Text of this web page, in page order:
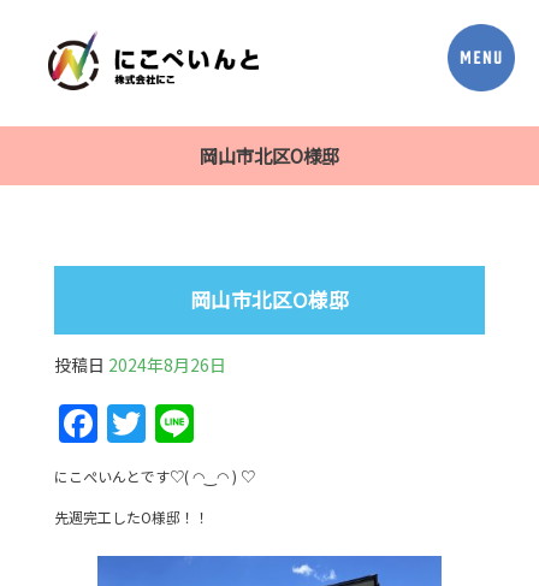
岡山市北区O様邸
岡山市北区O様邸
投稿日 2024年8月26日
F
a
c
e
T
w
itt
er
Li
n
e
にこぺいんとです♡( ◠‿◠ ) ♡
先週完工したO様邸！！